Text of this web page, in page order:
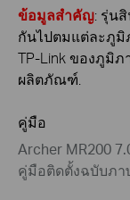
ข้อมูลสำคัญ: รุ่น
กันไปตมแต่ละภูมิ
TP-Link ของภูมิ
ผลิตภัณฑ์.
คู่มือ
Archer MR200
คู่มือติดตั้งฉบับภา